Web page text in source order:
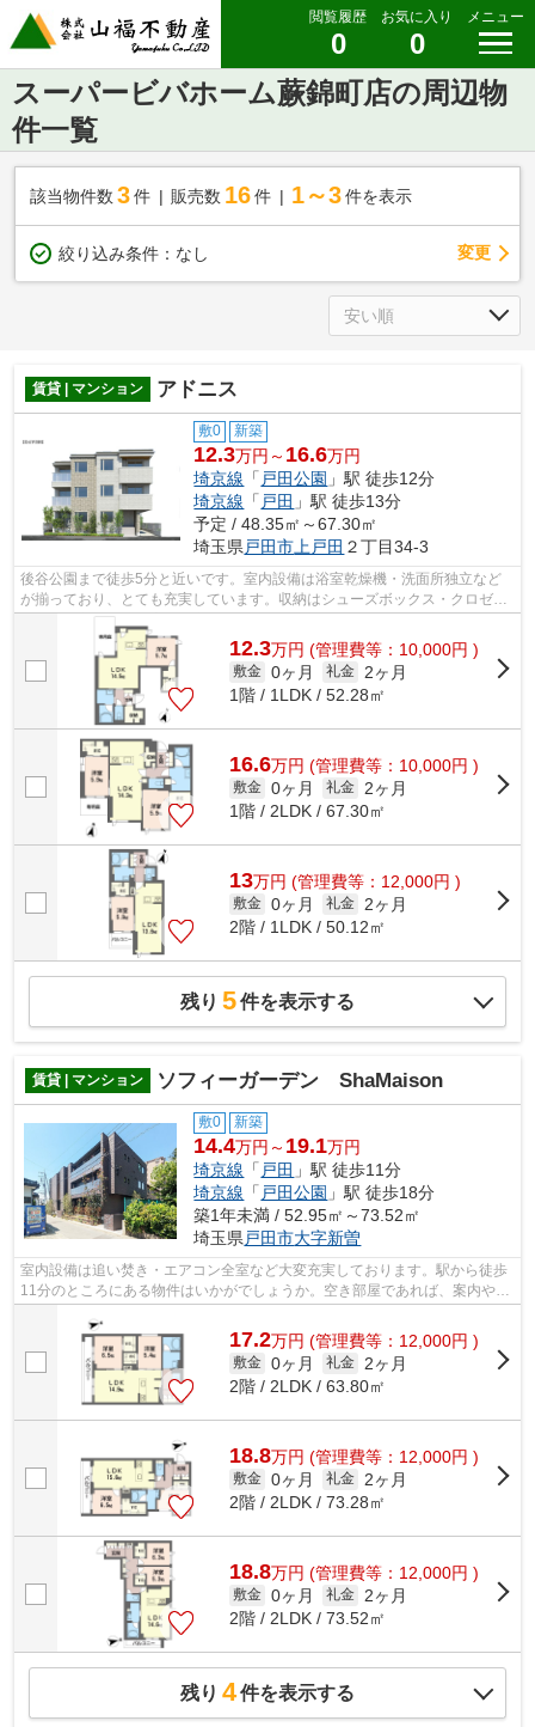
閲覧履歴
0
お気に入り
0
メニュー
スーパービバホーム蕨錦町店の周辺物
件一覧
該当物件数 3件 販売数 16 件 1～3 件を表示
絞り込み条件： なし 変更
賃貸 | マンション アドニス
敷0 新築
12.3万円～ 16.6万円
埼京線 「 戸田公園 」駅 徒歩12分
埼京線 「 戸田 」駅 徒歩13分
予定 / 48.35㎡～67.30㎡
埼玉県 戸田市 上戸田 ２丁目34-3
後谷公園まで徒歩5分と近いです。室内設備は浴室乾燥機・洗面所独立など
が揃っており、とても充実しています。収納はシューズボックス・クロゼッ
トなど豊富なので、広々と空間を利用す...
12.3万円 (管理費等：10,000円 )
敷金 0ヶ月 礼金
2ヶ月
1階 / 1LDK / 52.28㎡
16.6万円 (管理費等：10,000円 )
敷金 0ヶ月 礼金
2ヶ月
1階 / 2LDK / 67.30㎡
13万円 (管理費等：12,000円 )
敷金 0ヶ月 礼金
2ヶ月
2階 / 1LDK / 50.12㎡
残り 5件を表示する
賃貸 | マンション ソフィーガーデン ShaMaison
敷0 新築
14.4万円～ 19.1万円
埼京線 「 戸田 」駅 徒歩11分
埼京線 「 戸田公園 」駅 徒歩18分
築1年未満 / 52.95㎡～73.52㎡
埼玉県 戸田市大字新曽
室内設備は追い焚き・エアコン全室など大変充実しております。駅から徒歩
11分のところにある物件はいかがでしょうか。空き部屋であれば、案内や入
17.2万円 (管理費等：12,000円 )
敷金 0ヶ月 礼金
2ヶ月
2階 / 2LDK / 63.80㎡
18.8万円 (管理費等：12,000円 )
敷金 0ヶ月 礼金
2ヶ月
2階 / 2LDK / 73.28㎡
18.8万円 (管理費等：12,000円 )
敷金 0ヶ月 礼金
2ヶ月
2階 / 2LDK / 73.52㎡
残り 4件を表示する